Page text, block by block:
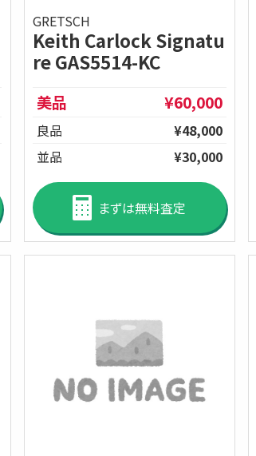
GRETSCH
Keith Carlock Signatu
re GAS5514-KC
美品 ¥60,000
良品
¥48,000
並品
¥30,000
まずは無料査定